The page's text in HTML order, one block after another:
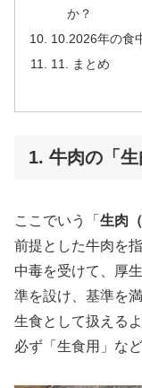
か？
10.2026年の食
11. まとめ
1. 牛肉の「
ここでいう「 生肉
前提とした牛肉を
中毒を受けて、厚
準を設け、基準を
生食として扱える
必ず「生食用」な